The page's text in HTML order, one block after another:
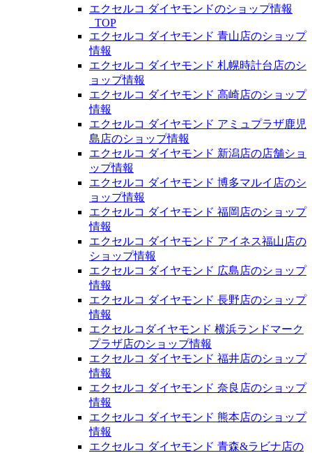
エクセルコ ダイヤモンドのショップ情報
_TOP
エクセルコ ダイヤモンド 青山店のショップ
情報
エクセルコ ダイヤモンド 札幌時計台店のシ
ョップ情報
エクセルコ ダイヤモンド 高崎店のショップ
情報
エクセルコ ダイヤモンド アミュプラザ鹿児
島店のショップ情報
エクセルコ ダイヤモンド 新潟店の店舗ショ
ップ情報
エクセルコ ダイヤモンド 博多マルイ店のシ
ョップ情報
エクセルコ ダイヤモンド 福岡店のショップ
情報
エクセルコ ダイヤモンド アイネス福山店の
ショップ情報
エクセルコ ダイヤモンド 広島店のショップ
情報
エクセルコ ダイヤモンド 長野店のショップ
情報
エクセルコダイヤモンド 横浜ランドマーク
プラザ店のショップ情報
エクセルコ ダイヤモンド 福井店のショップ
情報
エクセルコ ダイヤモンド 奈良店のショップ
情報
エクセルコ ダイヤモンド 熊本店のショップ
情報
エクセルコ ダイヤモンド 青森&ラビナ店の